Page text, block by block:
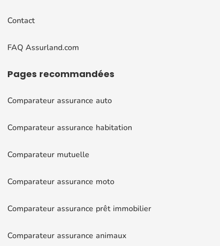
Contact
FAQ Assurland.com
Pages recommandées
Comparateur assurance auto
Comparateur assurance habitation
Comparateur mutuelle
Comparateur assurance moto
Comparateur assurance prêt immobilier
Comparateur assurance animaux